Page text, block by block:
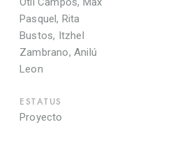
Pasquel, Rita
Bustos, Itzhel
Zambrano, Anilú
Leon
ESTATUS
Proyecto